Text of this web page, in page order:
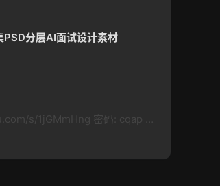
分层AI面试设计素材